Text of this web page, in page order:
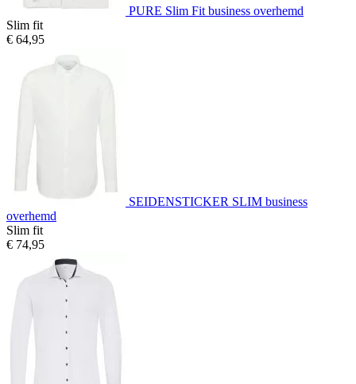
PURE Slim Fit business overhemd
Slim fit
€ 64,95
SEIDENSTICKER SLIM business
overhemd
Slim fit
€ 74,95